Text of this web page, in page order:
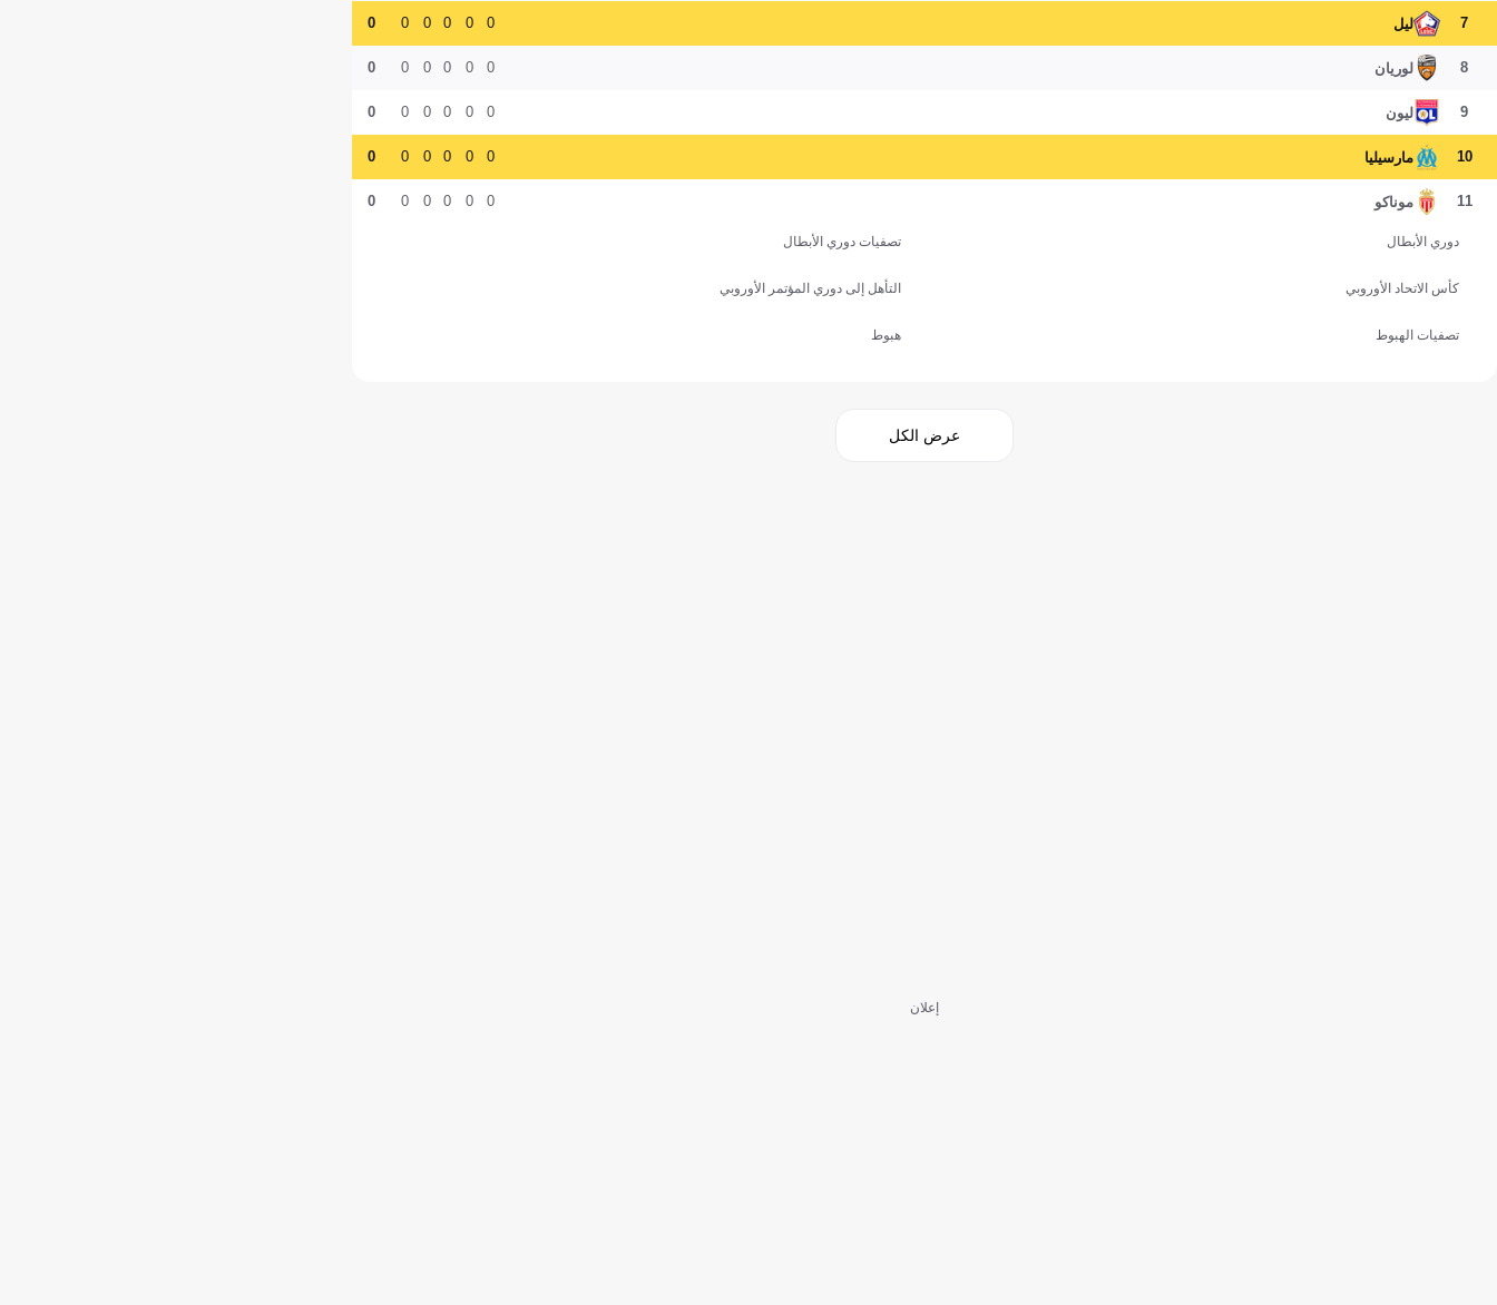
7 ليل 0
0
0
0
0
0
8 لوريان 0
0
0
0
0
0
9 ليون 0
0
0
0
0
0
10 مارسيليا 0
0
0
0
0
0
11 موناكو 0
0
0
0
0
0
دوري الأبطال تصفيات دوري الأبطال
كأس الاتحاد الأوروبي التأهل إلى دوري المؤتمر الأوروبي
تصفيات الهبوط هبوط
عرض الكل
إعلان